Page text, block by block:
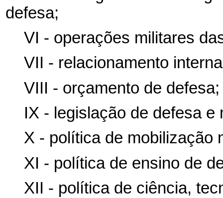
defesa;
VI - operações militares
VII - relacionamento
VIII - orçamento de defesa;
IX - legislação de defesa e
X - política de mobilização
XI - política de ensino de
XII - política de ciência,